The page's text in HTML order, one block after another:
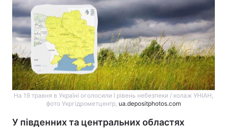
На 19 травня в Україні оголосили І рівень небезпеки / колаж УНІАН,
фото Укргідрометцентр, ua.depositphotos.com
У південних та центральних областях